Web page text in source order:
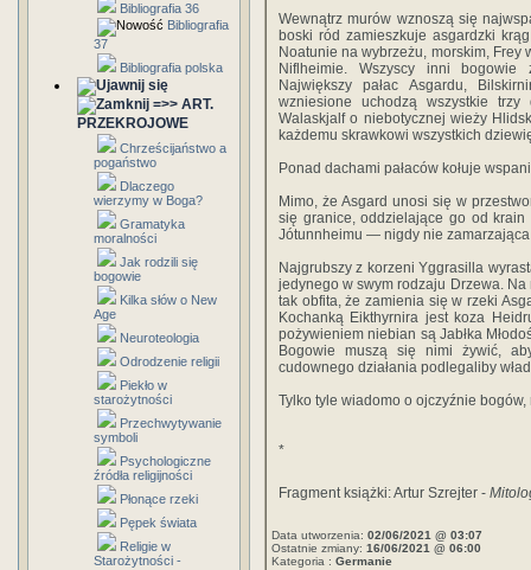
Bibliografia 36
Bibliografia
37
Bibliografia polska
=>> ART.
PRZEKROJOWE
Chrześcijaństwo a
pogaństwo
Dlaczego
wierzymy w Boga?
Gramatyka
moralności
Jak rodzili się
bogowie
Kilka słów o New
Age
Neuroteologia
Odrodzenie religii
Piekło w
starożytności
Przechwytywanie
symboli
Psychologiczne
źródła religijności
Płonące rzeki
Pępek świata
Religie w
Starożytności -
Wewnątrz murów wznoszą się
boski ród zamieszkuje asgardzki
Noatunie na wybrzeżu, morskim, Frey
Niflheimie. Wszyscy inni bogowie
Największy pałac Asgardu,
wzniesione uchodzą wszystkie
Walaskjalf o niebotycznej wieży
każdemu skrawkowi wszystkich
Ponad dachami pałaców kołuje
Mimo, że Asgard unosi się w
się granice, oddzielające go od
Jótunnheimu — nigdy nie zamarzająca
Najgrubszy z korzeni Yggrasilla
jedynego w swym rodzaju Drzewa.
tak obfita, że zamienia się w rzeki
Kochanką Eikthyrnira jest koza
pożywieniem niebian są Jabłka
Bogowie muszą się nimi żywić,
cudownego działania podlegaliby
Tylko tyle wiadomo o ojczyźnie
*
Fragment książki: Artur Szrejter -
Data utworzenia: 02/06/2021 @ 03:07
Ostatnie zmiany: 16/06/2021 @ 06:00
Kategoria : Germanie